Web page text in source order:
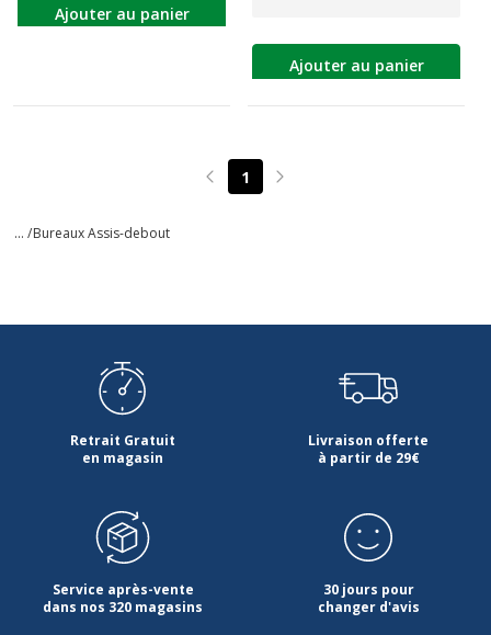
Ajouter au panier
Ajouter au panier
Page précédente
1 Page suivante
... /Bureaux Assis-debout
Retrait Gratuit
en magasin
Livraison offerte
à partir de 29€
Service après-vente
dans nos 320 magasins
30 jours pour
changer d'avis